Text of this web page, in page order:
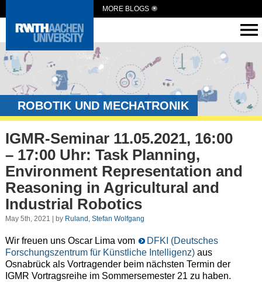
MORE BLOGS
ROBOTIK UND MECHATRONIK
IGMR-Seminar 11.05.2021, 16:00
– 17:00 Uhr: Task Planning,
Environment Representation and
Reasoning in Agricultural and
Industrial Robotics
May 5th, 2021 | by Ruland, Stefan Wolfgang
Wir freuen uns Oscar Lima vom
DFKI (Deutsches
Forschungszentrum für Künstliche Intelligenz)aus
Osnabrück als Vortragender beim nächsten Termin der
IGMR Vortragsreihe im Sommersemester 21 zu haben.